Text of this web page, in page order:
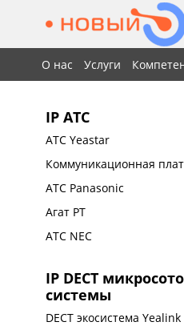
О нас Услуги
IP АТС
АТС Yeastar
Коммуникационная
АТС Panasonic
Агат РТ
АТС NEC
IP DECT
системы
DECT экосистема Yealink